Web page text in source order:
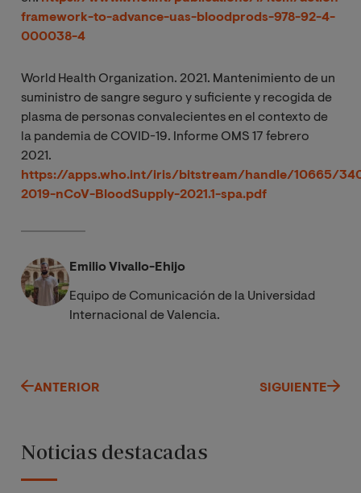
framework-to-advance-uas-bloodprods-978-92-4-
000038-4
World Health Organization. 2021. Mantenimiento de un
suministro de sangre seguro y suficiente y recogidade
plasma de personas convalecientes en el contexto de
la pandemia de COVID-19. Informe OMS 17 febrero
2021.
https://apps.who.int/iris/bitstream/handle/10665/
2019-nCoV-BloodSupply-2021.1-spa.pdf
Emilio Vivallo-Ehijo
Equipo de Comunicación de la Universidad
Internacional de Valencia.
ANTERIOR SIGUIENTE
Noticias destacadas